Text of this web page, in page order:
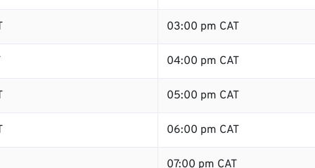
03:00 pm CAT
04:00 pm CAT
05:00 pm CAT
06:00 pm CAT
07:00 pm CAT